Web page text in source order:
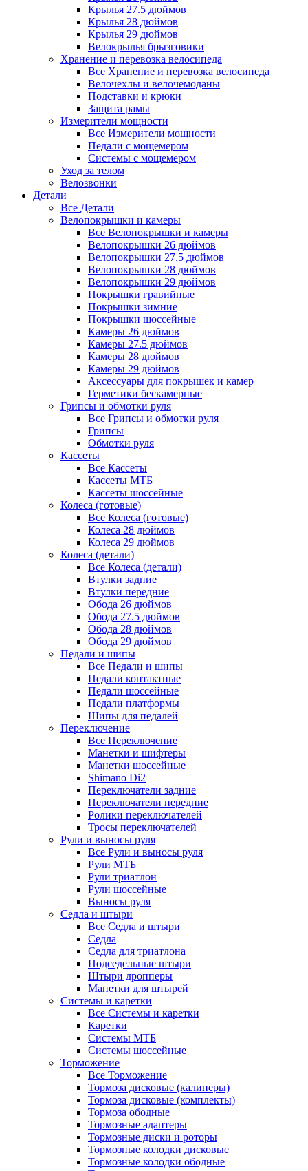
Крылья 27.5 дюймов
Крылья 28 дюймов
Крылья 29 дюймов
Велокрылья брызговики
Хранение и перевозка велосипеда
Все Хранение и перевозка велосипеда
Велочехлы и велочемоданы
Подставки и крюки
Защита рамы
Измерители мощности
Все Измерители мощности
Педали с мощемером
Системы с мощемером
Уход за телом
Велозвонки
Детали
Все Детали
Велопокрышки и камеры
Все Велопокрышки и камеры
Велопокрышки 26 дюймов
Велопокрышки 27.5 дюймов
Велопокрышки 28 дюймов
Велопокрышки 29 дюймов
Покрышки гравийные
Покрышки зимние
Покрышки шоссейные
Камеры 26 дюймов
Камеры 27.5 дюймов
Камеры 28 дюймов
Камеры 29 дюймов
Аксессуары для покрышек и камер
Герметики бескамерные
Грипсы и обмотки руля
Все Грипсы и обмотки руля
Грипсы
Обмотки руля
Кассеты
Все Кассеты
Кассеты МТБ
Кассеты шоссейные
Колеса (готовые)
Все Колеса (готовые)
Колеса 28 дюймов
Колеса 29 дюймов
Колеса (детали)
Все Колеса (детали)
Втулки задние
Втулки передние
Обода 26 дюймов
Обода 27.5 дюймов
Обода 28 дюймов
Обода 29 дюймов
Педали и шипы
Все Педали и шипы
Педали контактные
Педали шоссейные
Педали платформы
Шипы для педалей
Переключение
Все Переключение
Манетки и шифтеры
Манетки шоссейные
Shimano Di2
Переключатели задние
Переключатели передние
Ролики переключателей
Тросы переключателей
Рули и выносы руля
Все Рули и выносы руля
Рули МТБ
Рули триатлон
Рули шоссейные
Выносы руля
Седла и штыри
Все Седла и штыри
Седла
Седла для триатлона
Подседельные штыри
Штыри дропперы
Манетки для штырей
Системы и каретки
Все Системы и каретки
Каретки
Системы МТБ
Системы шоссейные
Торможение
Все Торможение
Тормоза дисковые (калиперы)
Тормоза дисковые (комплекты)
Тормоза ободные
Тормозные адаптеры
Тормозные диски и роторы
Тормозные колодки дисковые
Тормозные колодки ободные